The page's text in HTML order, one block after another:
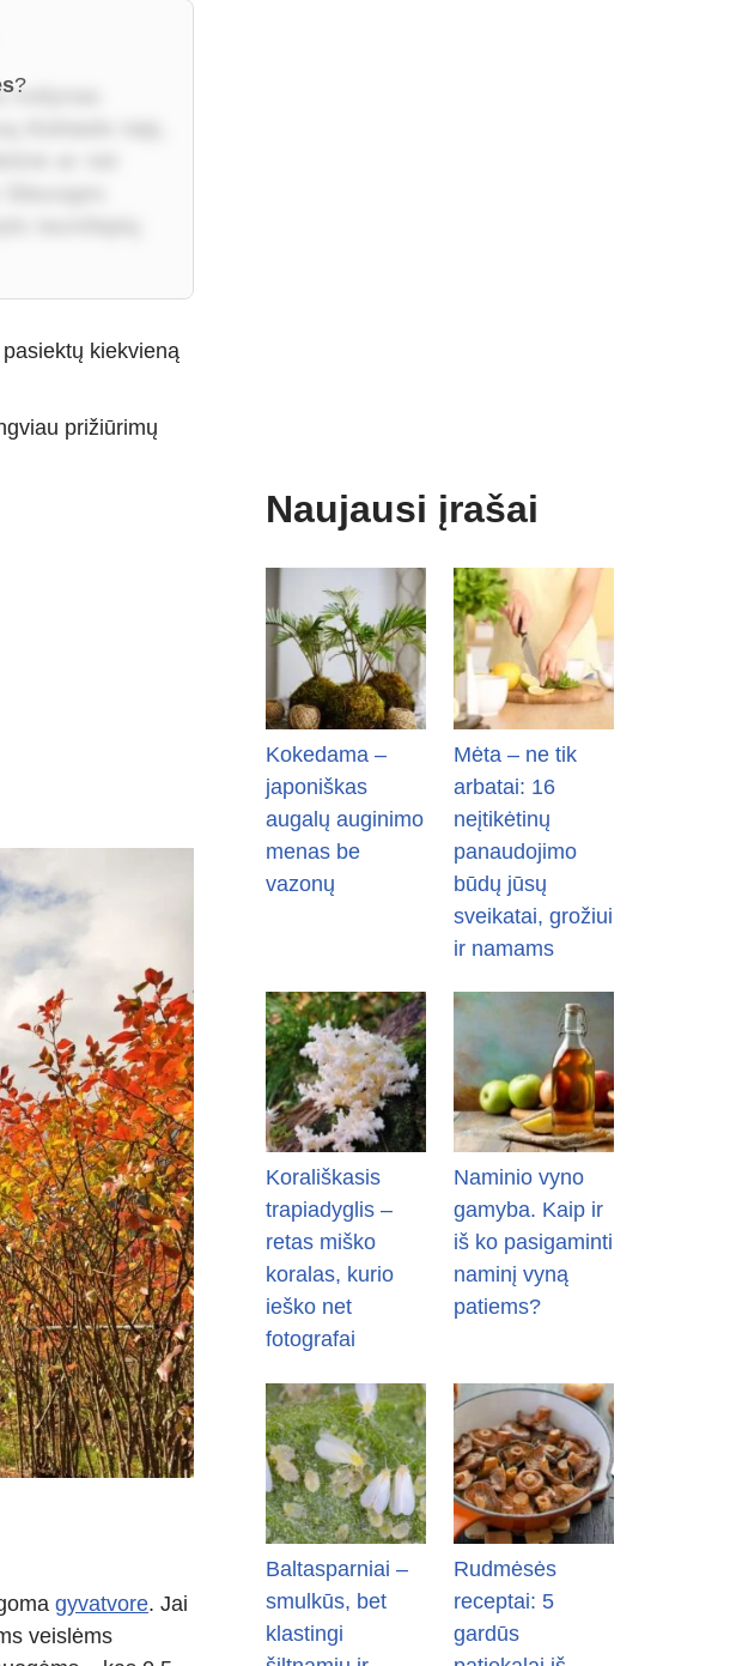
išsklaido taip,
ar net
taurėlapių
?
kiekvieną
prižiūrimų
gyvatvore. Jai
veislėms
Naujausi įrašai
Kokedama –
japoniškas
augalų auginimo
menas be
vazonų
Mėta – ne tik
arbatai: 16
neįtikėtinų
panaudojimo
būdų jūsų
sveikatai, grožiui
ir namams
Korališkasis
trapiadyglis –
retas miško
koralas, kurio
ieško net
fotografai
Naminio vyno
gamyba. Kaip ir
iš ko pasigaminti
naminį vyną
patiems?
Baltasparniai –
smulkūs, bet
klastingi
Rudmėsės
receptai: 5
gardūs